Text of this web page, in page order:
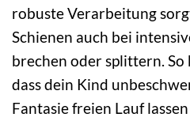
robuste Verarbeitung
Schienen auch bei
brechen oder splittern. So
dass dein Kind
Fantasie freien Lauf